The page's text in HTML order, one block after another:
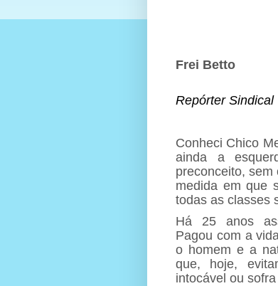
Frei Betto
Repórter Sindical
Conheci Chico
ainda a
preconceito,
medida em que
todas as classes
Há 25 anos
Pagou com a
o homem e a
que, hoje,
intocável ou